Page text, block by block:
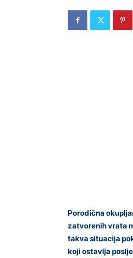
Porodična
zatvorenih vrata
takva situacija
koji ostavlja